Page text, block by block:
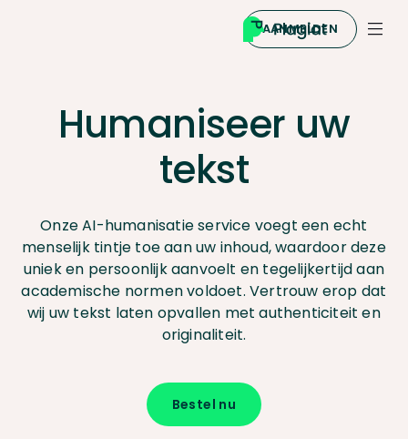
AANMELDEN
Humaniseer uw
tekst
Onze AI-humanisatie service voegt een echt
menselijk tintje toe aan uw inhoud, waardoor deze
uniek en persoonlijk aanvoelt en tegelijkertijd aan
academische normen voldoet. Vertrouw erop dat
wij uw tekst laten opvallen met authenticiteit en
originaliteit.
Bestel nu